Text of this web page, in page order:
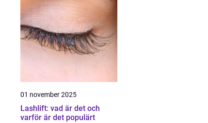
01 november 2025
Lashlift: vad är det och
varför är det populärt